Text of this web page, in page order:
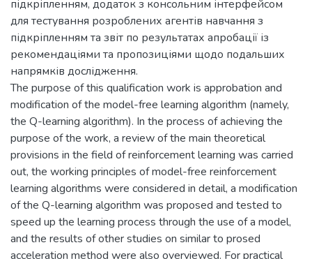
підкріпленням, додаток з консольним інтерфейсом
для тестування розроблених агентів навчання з
підкріпленням та звіт по результатах апробації із
рекомендаціями та пропозиціями щодо подальших
напрямків дослідження.
The purpose of this qualification work is approbation and
modification of the model-free learning algorithm (namely,
the Q-learning algorithm). In the process of achieving the
purpose of the work, a review of the main theoretical
provisions in the field of reinforcement learning was carried
out, the working principles of model-free reinforcement
learning algorithms were considered in detail, a modification
of the Q-learning algorithm was proposed and tested to
speed up the learning process through the use of a model,
and the results of other studies on similar to prosed
acceleration method were also overviewed. For practical